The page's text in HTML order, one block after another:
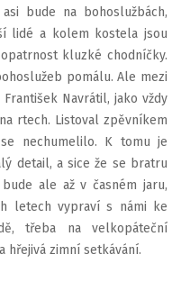
bude na bohoslužbách,
lidé a kolem kostela jsou
kluzké chodníčky.
pomálu. Ale mezi
Navrátil, jako vždy
rtech. Listoval zpěvníkem
nechumelilo. K tomu je
detail, a sice že se bratru
ale až v časném jaru,
letech vypraví s námi ke
třeba na velkopáteční
hřejivá zimní setkávání.